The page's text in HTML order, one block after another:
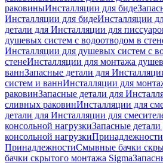
раковиныИнсталляции для биде
Инсталляции для бидеИнсталляции
детали для Инсталляции для
душевых систем с водоотводом в
Инсталляции для душевых систем с
стенеИнсталляции для монтажа
ваннЗапасные детали для
систем и ваннИнсталляции для
раковинЗапасные детали для
сливных раковинИнсталляции для
детали для Инсталляции для
консольной нагрузкиЗапасные
консольной нагрузкиПринадлежности
ПринадлежностиСмывные бачки
бачки скрытого монтажа Sigma